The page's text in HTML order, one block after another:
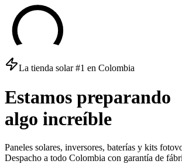
La tienda solar #1 en Colombia
Estamos preparando
algo increíble
Paneles solares, inversores, baterías y kits
Despacho a todo Colombia con garantía de